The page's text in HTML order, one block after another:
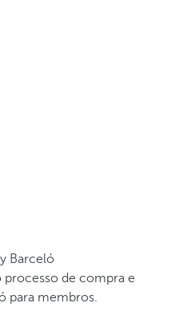
Barceló
processo de compra e
para membros.